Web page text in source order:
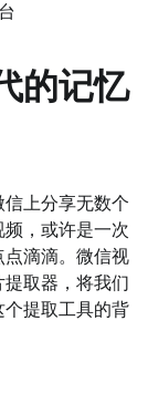
的记忆
上分享无数个
，或许是一次
滴滴。微信视
取器，将我们
提取工具的背